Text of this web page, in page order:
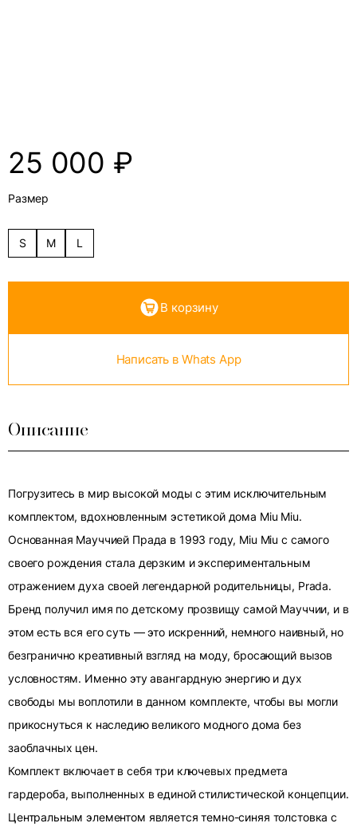
25 000 ₽
Размер
S M L
В корзину
Написать в Whats App
Описание
Погрузитесь в мир высокой моды с этим исключительным
комплектом, вдохновленным эстетикой дома Miu Miu.
Основанная Мауччией Прада в 1993 году, Miu Miu с самого
своего рождения стала дерзким и экспериментальным
отражением духа своей легендарной родительницы, Prada.
Бренд получил имя по детскому прозвищу самой Мауччии, и в
этом есть вся его суть — это искренний, немного наивный, но
безгранично креативный взгляд на моду, бросающий вызов
условностям. Именно эту авангардную энергию и дух
свободы мы воплотили в данном комплекте, чтобы вы могли
прикоснуться к наследию великого модного дома без
заоблачных цен.
Комплект включает в себя три ключевых предмета
гардероба, выполненных в единой стилистической концепции.
Центральным элементом является темно-синяя толстовка с